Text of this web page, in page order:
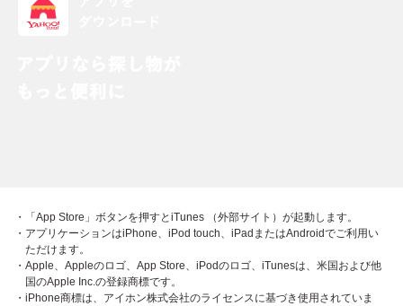
・「App Store」ボタンを押すとiTunes （外部サイト）が起動します。
・アプリケーションはiPhone、iPod touch、iPadまたはAndroidでご利用い
ただけます。
・Apple、Appleのロゴ、App Store、iPodのロゴ、iTunesは、米国および他
国のApple Inc.の登録商標です。
・iPhone商標は、アイホン株式会社のライセンスに基づき使用されていま